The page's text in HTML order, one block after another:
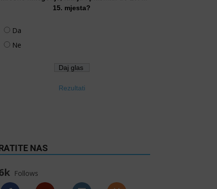
15. mjesta?
Da
Ne
Rezultati
NAS
Follows